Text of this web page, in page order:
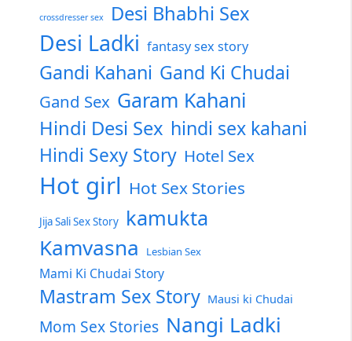
crossdresser sex Desi Bhabhi Sex
Desi Ladki fantasy sex story
Gandi Kahani Gand Ki Chudai
Gand Sex Garam Kahani
Hindi Desi Sex hindi sex kahani
Hindi Sexy Story Hotel Sex
Hot girl Hot Sex Stories
Jija Sali Sex Story kamukta
Kamvasna Lesbian Sex
Mami Ki Chudai Story
Mastram Sex Story Mausi ki Chudai
Mom Sex Stories Nangi Ladki